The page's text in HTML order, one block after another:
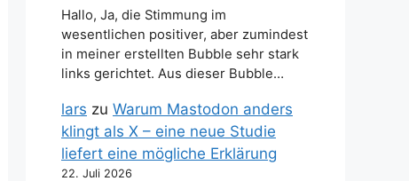
Hallo, Ja, die Stimmung im
wesentlichen positiver, aber zumindest
in meiner erstellten Bubble sehr stark
links gerichtet. Aus dieser Bubble…
lars zu Warum Mastodon anders
klingt als X – eine neue Studie
liefert eine mögliche Erklärung
22. Juli 2026